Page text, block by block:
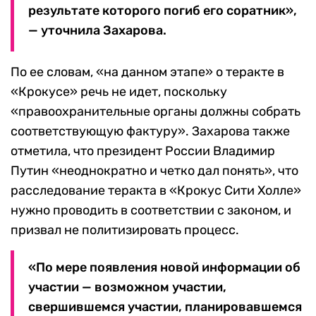
результате которого погиб его соратник»,
— уточнила Захарова.
По ее словам, «на данном этапе» о теракте в
«Крокусе» речь не идет, поскольку
«правоохранительные органы должны собрать
соответствующую фактуру». Захарова также
отметила, что президент России Владимир
Путин «неоднократно и четко дал понять», что
расследование теракта в «Крокус Сити Холле»
нужно проводить в соответствии с законом, и
призвал не политизировать процесс.
«По мере появления новой информации об
участии — возможном участии,
свершившемся участии, планировавшемся